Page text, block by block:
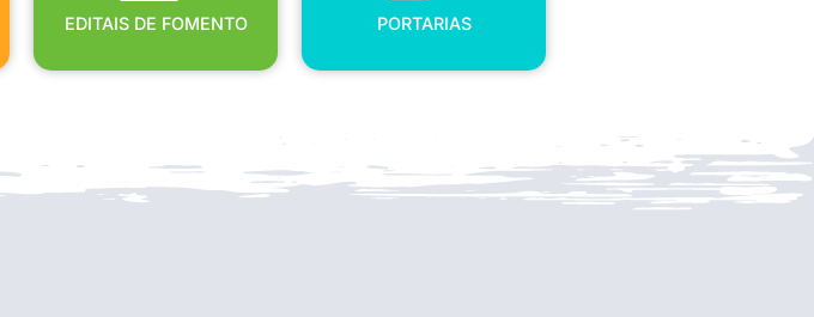
EDITAIS DE FOMENTO PORTARIAS